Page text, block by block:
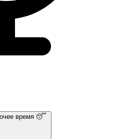
время 😴